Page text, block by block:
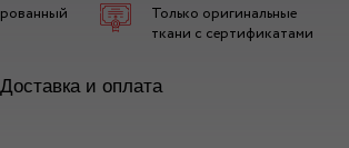
Только оригинальные
ткани с сертификатами
Доставка и оплата